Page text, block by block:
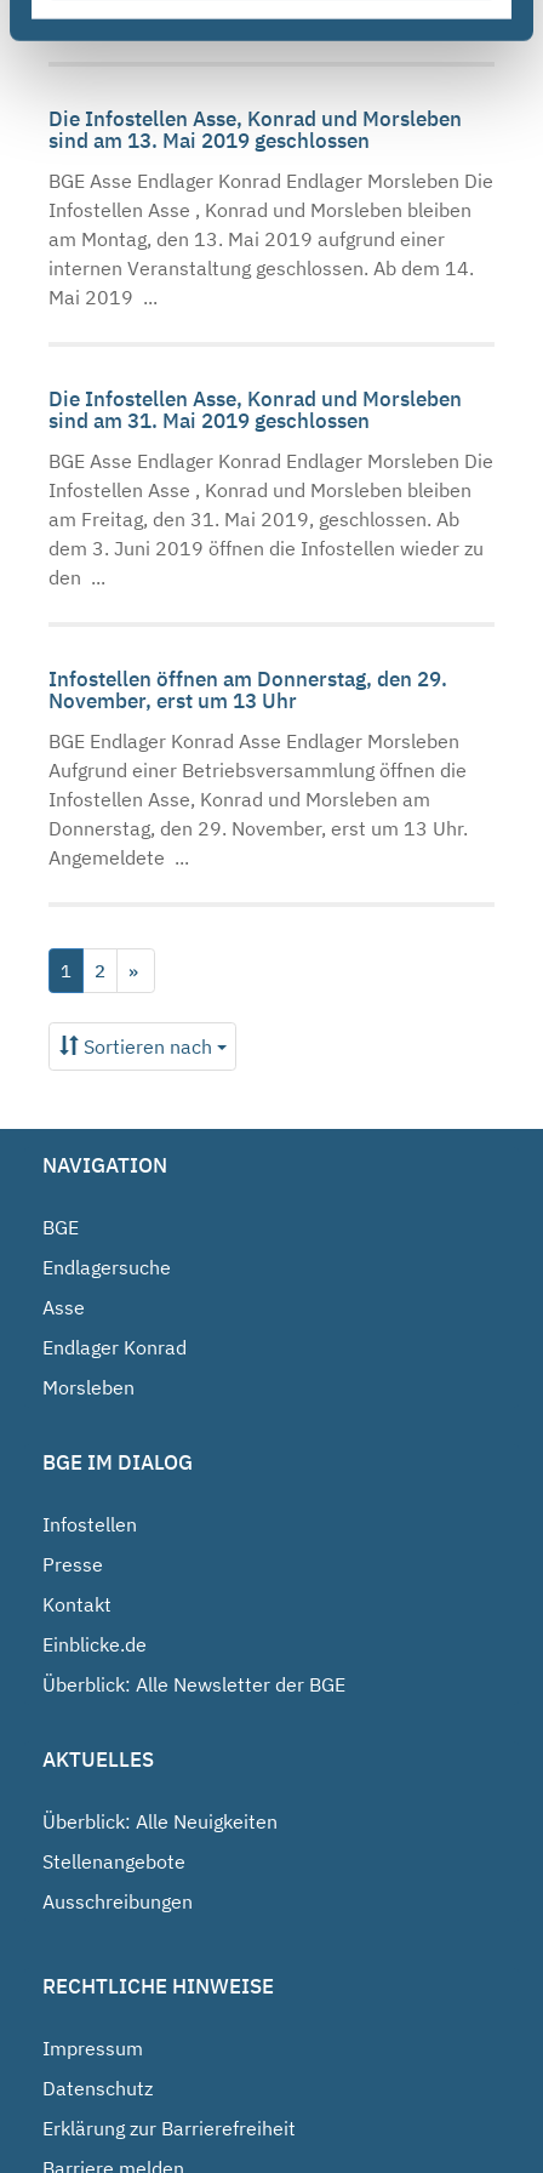
Deutschen ...
Die Infostellen Asse, Konrad und Morsleben
sind am 13. Mai 2019 geschlossen
BGE Asse Endlager Konrad Endlager Morsleben Die
Infostellen Asse , Konrad und Morsleben bleiben
am Montag, den 13. Mai 2019 aufgrund einer
internen Veranstaltung geschlossen. Ab dem 14.
Mai 2019 ...
Die Infostellen Asse, Konrad und Morsleben
sind am 31. Mai 2019 geschlossen
BGE Asse Endlager Konrad Endlager Morsleben Die
Infostellen Asse , Konrad und Morsleben bleiben
am Freitag, den 31. Mai 2019, geschlossen. Ab
dem 3. Juni 2019 öffnen die Infostellen wieder zu
den ...
Infostellen öffnen am Donnerstag, den 29.
November, erst um 13 Uhr
BGE Endlager Konrad Asse Endlager Morsleben
Aufgrund einer Betriebsversammlung öffnen die
Infostellen Asse, Konrad und Morsleben am
Donnerstag, den 29. November, erst um 13 Uhr.
Angemeldete ...
1 2 »
Sortieren nach
NAVIGATION
BGE
Endlagersuche
Asse
Endlager Konrad
Morsleben
BGE IM DIALOG
Infostellen
Presse
Kontakt
Einblicke.de
Überblick: Alle Newsletter der BGE
AKTUELLES
Überblick: Alle Neuigkeiten
Stellenangebote
Ausschreibungen
RECHTLICHE HINWEISE
Impressum
Datenschutz
Erklärung zur Barrierefreiheit
Barriere melden